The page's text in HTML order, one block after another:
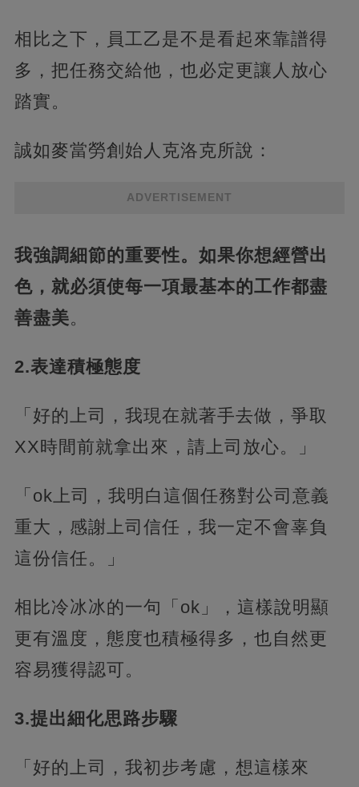
相比之下，員工乙是不是看起來靠譜得
多，把任務交給他，也必定更讓人放心
踏實。
誠如麥當勞創始人克洛克所說：
ADVERTISEMENT
我強調細節的重要性。如果你想經營出
色，就必須使每一項最基本的工作都盡
善盡美。
2.表達積極態度
「好的上司，我現在就著手去做，爭取
XX時間前就拿出來，請上司放心。」
「ok上司，我明白這個任務對公司意義
重大，感謝上司信任，我一定不會辜負
這份信任。」
相比冷冰冰的一句「ok」，這樣說明顯
更有溫度，態度也積極得多，也自然更
容易獲得認可。
3.提出細化思路步驟
「好的上司，我初步考慮，想這樣來